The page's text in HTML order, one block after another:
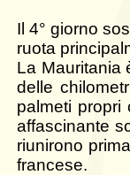
Il 4° giorno
ruota
La Mauritania
delle
palmeti propri
affascinante
riunirono
francese.